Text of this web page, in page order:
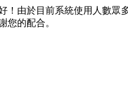
！由於目前系統使用人數眾
您的配合。